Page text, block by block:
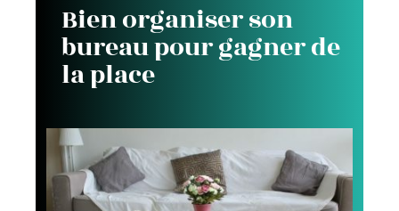
Bien organiser son
bureau pour gagner de
la place